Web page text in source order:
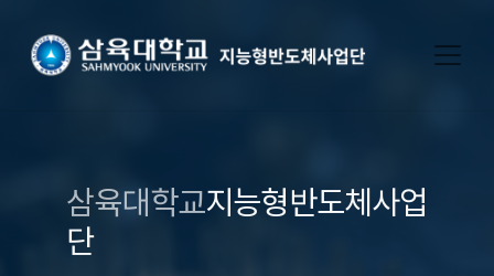
삼육대학교지능형반도체사업
단